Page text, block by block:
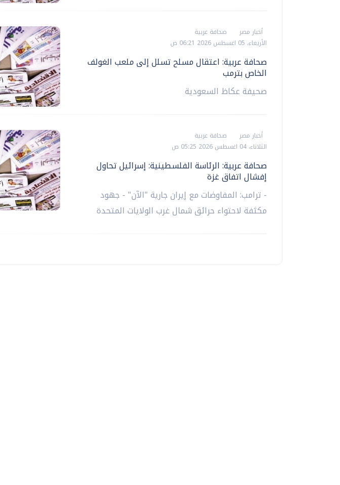
أخبار مصر
صحافة عربية
الأربعاء، 05 اغسطس 2026 06:21 ص
صحافة عربية: اعتقال مسلح تسلل إلى ملعب الغولف
الخاص بترمب
صحيفة عكاظ السعودية
أخبار مصر
صحافة عربية
الثلاثاء، 04 اغسطس 2026 05:25 ص
صحافة عربية: الرئاسة الفلسطينية: إسرائيل تحاول
إفشال اتفاق غزة
- ترامب: المفاوضات مع إيران جارية "الآن" - جهود
مكثفة لاحتواء حرائق شمال غرب الولايات المتحدة